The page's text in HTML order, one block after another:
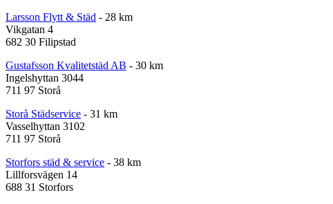
Larsson Flytt & Städ - 28 km
Vikgatan 4
682 30 Filipstad
Gustafsson Kvalitetstäd AB - 30 km
Ingelshyttan 3044
711 97 Storå
Storå Städservice - 31 km
Vasselhyttan 3102
711 97 Storå
Storfors städ & service - 38 km
Lillforsvägen 14
688 31 Storfors